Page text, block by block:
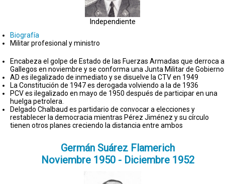
Independiente
Biografía
Militar profesional y ministro
Encabeza el golpe de Estado de las Fuerzas Armadas que derroca a
Gallegos en noviembre y se conforma una Junta Militar de Gobierno
AD es ilegalizado de inmediato y se disuelve la CTV en 1949
La Constitución de 1947 es derogada volviendo a la de 1936
PCV es ilegalizado en mayo de 1950 después de participar en una
huelga petrolera.
Delgado Chalbaud es partidario de convocar a elecciones y
restablecer la democracia mientras Pérez Jiménez y su círculo
tienen otros planes creciendo la distancia entre ambos
Germán Suárez Flamerich
Noviembre 1950 - Diciembre 1952